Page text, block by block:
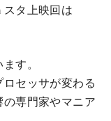
タ上映回は
す。
セッサが変わる
専門家やマニア